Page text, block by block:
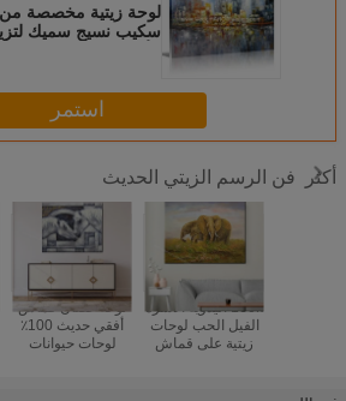
لوحة زيتية مخصصة من
سكيب نسيج سميك
استمر
أكثر فن الرسم الزيتي الحديث
لوحة حصان قماش
أفقي حديث 100٪
لوحات حيوانات
100٪ اليدوية الأسرة
الفيل الحب لوحات
زيتية على قماش